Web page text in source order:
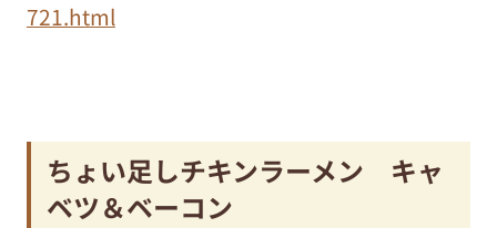
721.html
ちょい足しチキンラーメン キャ
ベツ＆ベーコン